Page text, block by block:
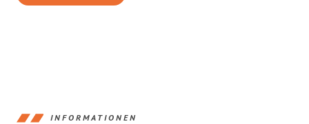
INFORMATIONEN